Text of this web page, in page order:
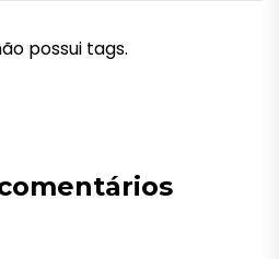
possui tags.